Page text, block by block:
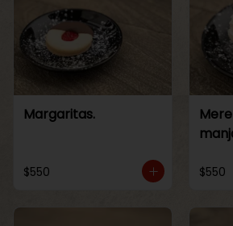
Margaritas.
$550 $550